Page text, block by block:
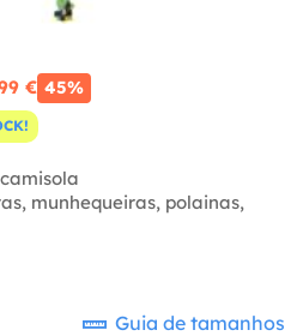
€ 45%
munhequeiras, polainas,
Guia de tamanhos